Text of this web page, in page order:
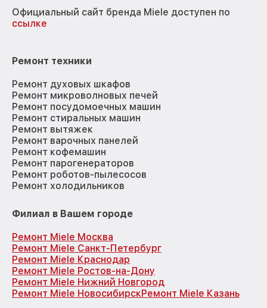
Официальный сайт бренда Miele доступен по
ссылке
Ремонт техники
Ремонт духовых шкафов
Ремонт микроволновых печей
Ремонт посудомоечных машин
Ремонт стиральных машин
Ремонт вытяжек
Ремонт варочных панелей
Ремонт кофемашин
Ремонт парогенераторов
Ремонт роботов-пылесосов
Ремонт холодильников
Филиал в Вашем городе
Ремонт Miele Москва
Ремонт Miele Санкт-Петербург
Ремонт Miele Краснодар
Ремонт Miele Ростов-на-Дону
Ремонт Miele Нижний Новгород
Ремонт Miele НовосибирскРемонт Miele Казань